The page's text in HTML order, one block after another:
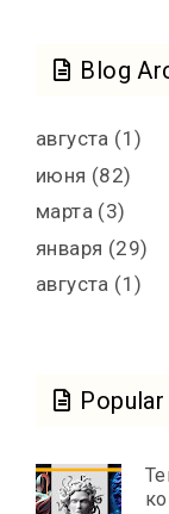
Blog
августа (1)
июня (82)
марта (3)
января (29)
августа (1)